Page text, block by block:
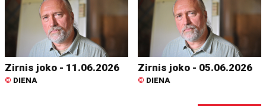
Zirnis joko - 11.06.2026
© DIENA
Zirnis joko - 05.06.2026
© DIENA